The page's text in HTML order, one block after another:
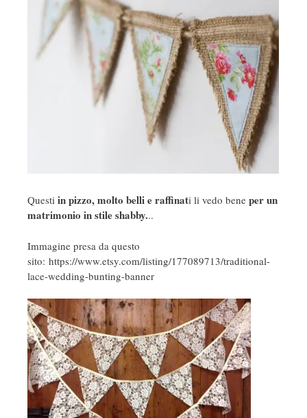
Questi in pizzo, molto belli e raffinati li vedo bene per un
matrimonio in stile shabby...
Immagine presa da questo
sito: https://www.etsy.com/listing/177089713/traditional-
lace-wedding-bunting-banner